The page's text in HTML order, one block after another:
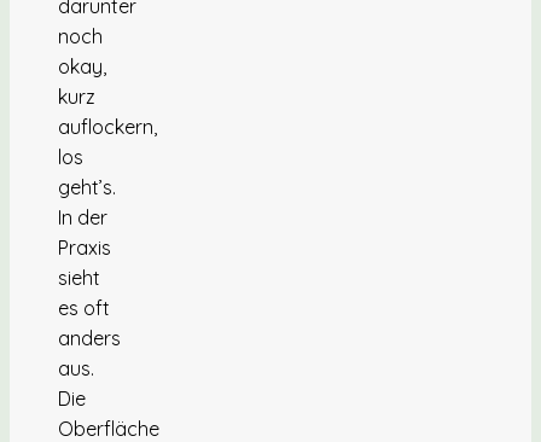
darunter
noch
okay,
kurz
auflockern,
los
geht’s.
In der
Praxis
sieht
es oft
anders
aus.
Die
Oberfläche